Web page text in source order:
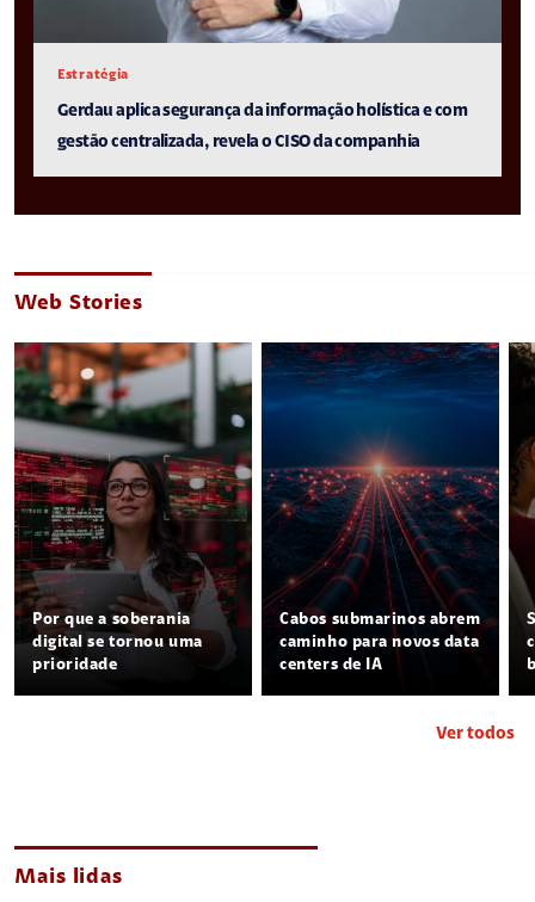
Estratégia
Gerdau aplica segurança da informação holística e com
gestão centralizada, revela o CISO da companhia
Web Stories
Por que a soberania
digital se tornou uma
prioridade
Cabos submarinos abrem
caminho para novos data
centers de IA
Ver todos
Mais lidas